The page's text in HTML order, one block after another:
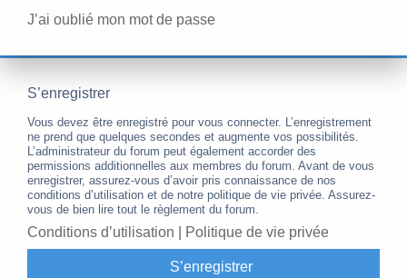
J’ai oublié mon mot de passe
S’enregistrer
Vous devez être enregistré pour vous connecter. L’enregistrement
ne prend que quelques secondes et augmente vos possibilités.
L’administrateur du forum peut également accorder des
permissions additionnelles aux membres du forum. Avant de vous
enregistrer, assurez-vous d’avoir pris connaissance de nos
conditions d’utilisation et de notre politique de vie privée. Assurez-
vous de bien lire tout le règlement du forum.
Conditions d’utilisation Politique de vie privée
S’enregistrer